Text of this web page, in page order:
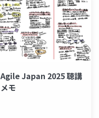
Agile Japan 2025 聴講
メモ